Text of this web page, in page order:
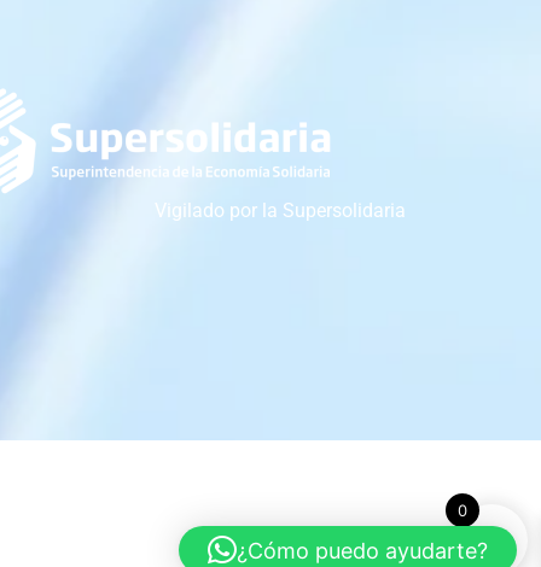
Vigilado por la Supersolidaria
0
¿Cómo puedo ayudarte?